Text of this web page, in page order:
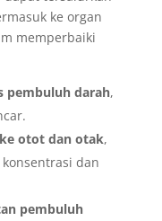
ke organ
memperbaiki
pembuluh darah,
otot dan otak,
dan
pembuluh